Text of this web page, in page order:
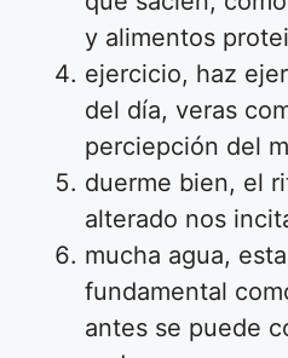
y alimentos
ejercicio, haz
del día, veras
perciepción del
duerme bien, el
alterado nos
mucha agua,
fundamental
antes se puede